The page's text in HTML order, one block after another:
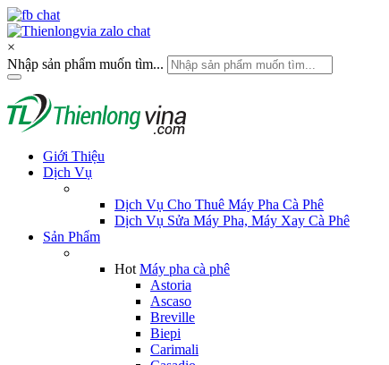
×
Nhập sản phẩm muốn tìm...
Giới Thiệu
Dịch Vụ
Dịch Vụ Cho Thuê Máy Pha Cà Phê
Dịch Vụ Sửa Máy Pha, Máy Xay Cà Phê
Sản Phẩm
Hot Máy pha cà phê
Astoria
Ascaso
Breville
Biepi
Carimali